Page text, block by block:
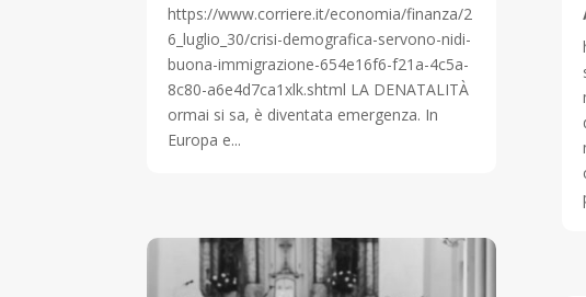
https://www.corriere.it/economia/finanza/2
6_luglio_30/crisi-demografica-servono-nidi-
buona-immigrazione-654e16f6-f21a-4c5a-
8c80-a6e4d7ca1xlk.shtml LA DENATALITÀ
ormai si sa, è diventata emergenza. In
Europa e...